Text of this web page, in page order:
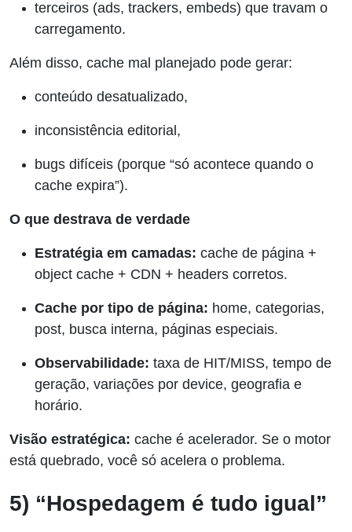
terceiros (ads, trackers, embeds) que travam o
carregamento.
Além disso, cache mal planejado pode gerar:
conteúdo desatualizado,
inconsistência editorial,
bugs difíceis (porque “só acontece quando o
cache expira”).
O que destrava de verdade
Estratégia em camadas: cache de página +
object cache + CDN + headers corretos.
Cache por tipo de página: home, categorias,
post, busca interna, páginas especiais.
Observabilidade: taxa de HIT/MISS, tempo de
geração, variações por device, geografia e
horário.
Visão estratégica: cache é acelerador. Se o motor
está quebrado, você só acelera o problema.
5) “Hospedagem é tudo igual”